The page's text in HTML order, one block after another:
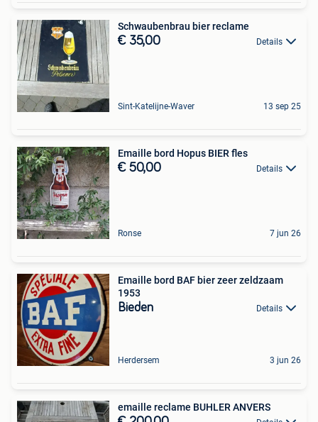
Schwaubenbrau bier reclame
€ 35,00 Details
Sint-Katelijne-Waver 13 sep 25
Emaille bord Hopus BIER fles
€ 50,00 Details
Ronse 7 jun 26
Emaille bord BAF bier zeer zeldzaam
1953
Bieden Details
Herdersem 3 jun 26
emaille reclame BUHLER ANVERS